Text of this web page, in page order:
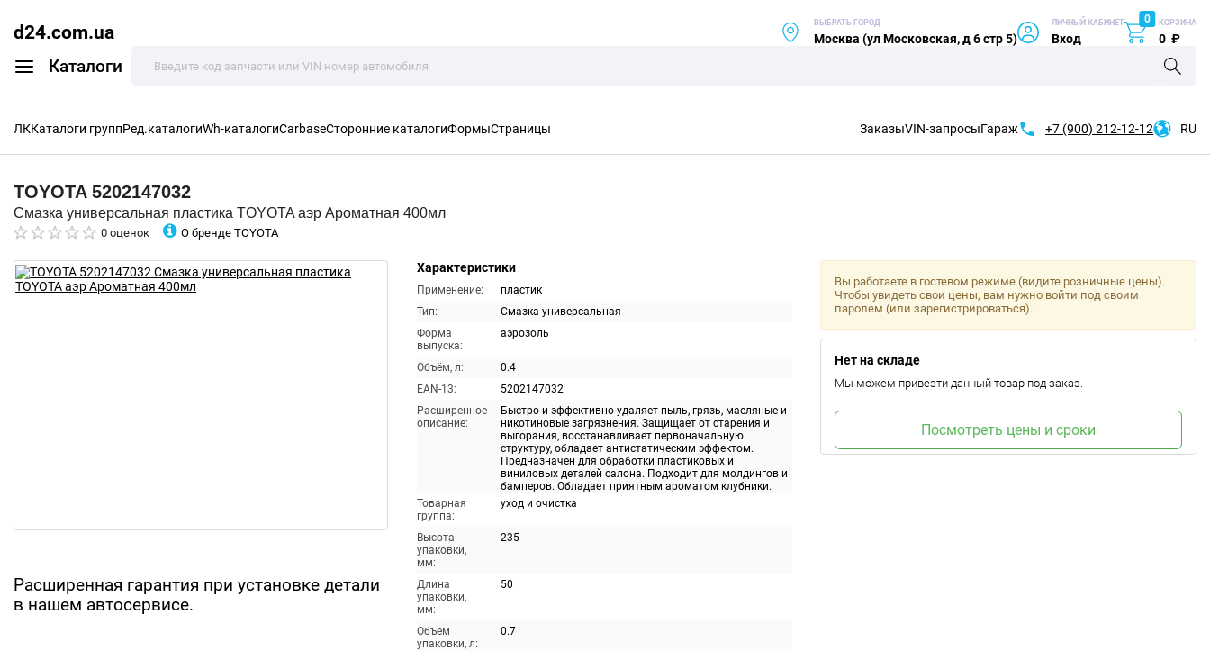
d24.com.ua
Каталоги
ВЫБРАТЬ ГОРОД
Москва (ул Московская, д 6 стр 5)
ЛИЧНЫЙ КАБИНЕТ
Вход
0 КОРЗИНА
0 ₽
ЛККаталоги группРед.каталогиWh-каталогиCarbaseСторонние каталогиФормыСтраницы ЗаказыVIN-запросыГараж +7 (900) 212-12-12 RU
TOYOTA 5202147032
Смазка универсальная пластика TOYOTA аэр Ароматная 400мл
0 оценок О бренде TOYOTA
Расширенная гарантия при установке детали
в нашем автосервисе.
Характеристики
Применение:
пластик
Тип:
Смазка универсальная
Форма
выпуска:
аэрозоль
Объём, л:
0.4
EAN-13:
5202147032
Расширенное
описание:
Быстро и эффективно удаляет пыль, грязь, масляные и
никотиновые загрязнения. Защищает от старения и
выгорания, восстанавливает первоначальную
структуру, обладает антистатическим эффектом.
Предназначен для обработки пластиковых и
виниловых деталей салона. Подходит для молдингов и
бамперов. Обладает приятным ароматом клубники.
Товарная
группа:
уход и очистка
Высота
упаковки,
мм:
235
Длина
упаковки,
мм:
50
Объем
упаковки, л:
0.7
Вы работаете в гостевом режиме (видите розничные цены).
Чтобы увидеть свои цены, вам нужно войти под своим
паролем (или зарегистрироваться).
Нет на складе
Мы можем привезти данный товар под заказ.
Посмотреть цены и сроки